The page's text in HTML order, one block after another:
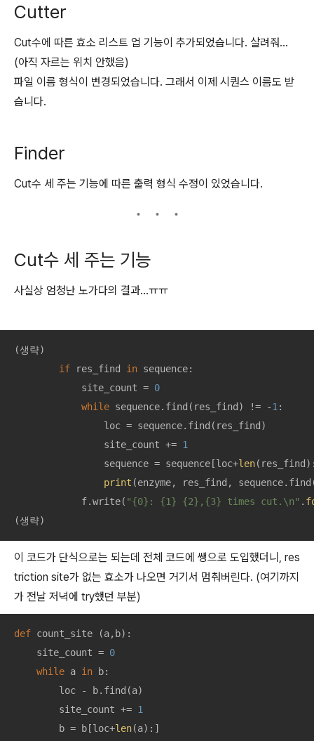
Cutter
Cut수에 따른 효소 리스트 업 기능이 추가되었습니다. 살려줘...
(아직 자르는 위치 안했음)
파일 이름 형식이 변경되었습니다. 그래서 이제 시퀀스 이름도 받
습니다.
Finder
Cut수 세 주는 기능에 따른 출력 형식 수정이 있었습니다.
Cut수 세 주는 기능
사실상 엄청난 노가다의 결과...ㅠㅠ
(생략)
if res_find in sequence:
            site_count =
0
while sequence.find(res_find) != -1 :
                loc = sequence.find(res_find)
                site_count +=
1
                sequence = sequence[loc+
len
print (enzyme, res_find,
            f.write(
"{0}: {1} {2},{3} times cut.\n" .
(생략)
이 코드가 단식으로는 되는데 전체 코드에 쌩으로 도입했더니, res
triction site가 없는 효소가 나오면 거기서 멈춰버린다. (여기까지
가 전날 저녁에 try했던 부분)
def count_site (a,b):
    site_count =
0
while a in b:
        loc - b.find(a)
        site_count +=
1
        b = b[loc+
len(a):]